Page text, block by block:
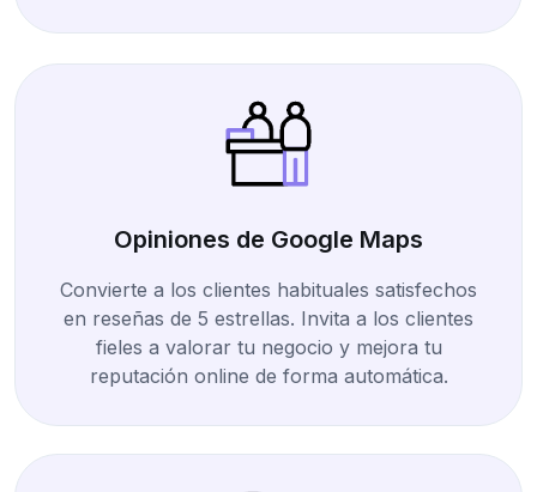
Opiniones de Google Maps
Convierte a los clientes habituales satisfechos
en reseñas de 5 estrellas. Invita a los clientes
fieles a valorar tu negocio y mejora tu
reputación online de forma automática.